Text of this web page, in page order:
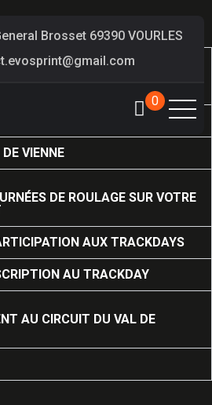
Brosset 69390 VOURLES
0
JOURNÉES DE ROULAGE
VIENNE
DE ROULAGE SUR VOTRE
AUX TRACKDAYS
AU TRACKDAY
AU CIRCUIT DU VAL DE